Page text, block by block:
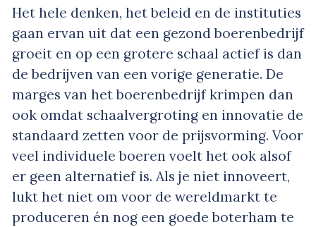
Het hele denken, het beleid en de instituties
gaan ervan uit dat een gezond boerenbedrijf
groeit en op een grotere schaal actief is dan
de bedrijven van een vorige generatie. De
marges van het boerenbedrijf krimpen dan
ook omdat schaalvergroting en innovatie de
standaard zetten voor de prijsvorming. Voor
veel individuele boeren voelt het ook alsof
er geen alternatief is. Als je niet innoveert,
lukt het niet om voor de wereldmarkt te
produceren én nog een goede boterham te